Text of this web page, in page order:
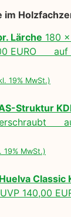
im
Lärche 180
EURO auf
19% MwSt.)
Struktur
19% MwSt.)
Classic
UVP 140,00